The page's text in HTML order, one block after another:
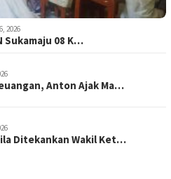
2026
Sukamaju 08 K…
Anton Ajak Ma…
Ditekankan Wakil Ket…